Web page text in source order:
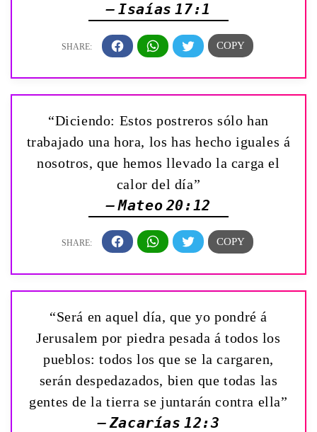
— Isaías 17:1
“Diciendo: Estos postreros sólo han
trabajado una hora, los has hecho iguales á
nosotros, que hemos llevado la carga el
calor del día”
— Mateo 20:12
“Será en aquel día, que yo pondré á
Jerusalem por piedra pesada á todos los
pueblos: todos los que se la cargaren,
serán despedazados, bien que todas las
gentes de la tierra se juntarán contra ella”
— Zacarías 12:3